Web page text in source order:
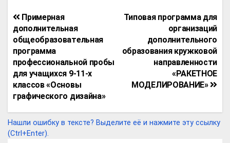
py
Li
n
k
er
gr
a
m
A
p
ce
o
n
o
kl
a
ni
ki
п
р
а
в
и
т
ь
Навигация
по
записям
Типовая программа для
организаций
дополнительного
образования кружковой
направленности
«РАКЕТНОЕ
МОДЕЛИРОВАНИЕ»
Примерная
дополнительная
общеобразовательная
программа
профессиональной пробы
для учащихся 9-11-х
классов «Основы
графического дизайна»
Нашли ошибку в тексте? Выделите её и нажмите эту ссылку
(Ctrl+Enter).
ВОКАЛЬНАЯ НАПРАВЛЕННОСТЬ
ДЕКОРАТИВНО-ПРИКЛАДНАЯ НАПРАВЛЕННОСТЬ